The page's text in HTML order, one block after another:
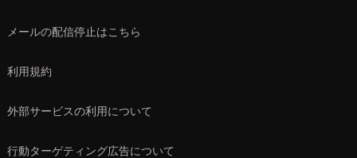
メールの配信停止はこちら
利用規約
外部サービスの利用について
行動ターゲティング広告について